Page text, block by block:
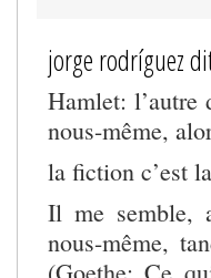
jorge rodríguez
Hamlet: l’autre
nous-même,
la fiction c’est
Il me semble,
nous-même,